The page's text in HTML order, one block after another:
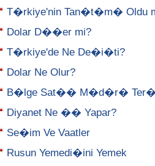
T�rkiye'nin Tan�t�m� Oldu
Dolar D��er mi?
T�rkiye'de Ne De�i�ti?
Dolar Ne Olur?
B�lge Sat�� M�d�r�
Diyanet Ne �� Yapar?
Se�im Ve Vaatler
Rusun Yemedi�ini Yemek